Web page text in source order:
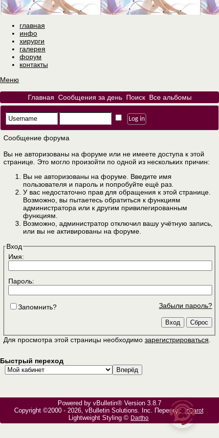
главная
инфо
хирурги
галерея
форум
контакты
Меню
Главная Сообщения за день Поиск Все альбомы
Сообщение форума
Вы не авторизованы на форуме или не имеете доступа к этой
странице. Это могло произойти по одной из нескольких причин:
Вы не авторизованы на форуме. Введите имя
пользователя и пароль и попробуйте ещё раз.
У вас недостаточно прав для обращения к этой странице.
Возможно, вы пытаетесь обратиться к функциям
администратора или к другим привилегированным
функциям.
Возможно, администратор отключил вашу учётную запись,
или вы не активированы на форуме.
Вход
Имя:
Пароль:
Забыли пароль?
Запомнить?
Для просмотра этой страницы необходимо зарегистрироваться
Быстрый переход
Powered by vBulletin® Version 3.8.7
Copyright ©2000 - 2026, vBulletin Solutions, Inc. Перевод: zCarot
Lightweight Styling © Dartho